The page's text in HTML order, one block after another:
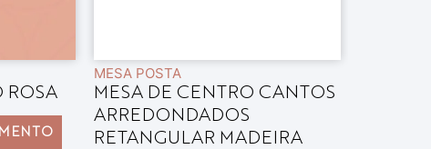
ROSA
MESA POSTA
MESA DE CENTRO CANTOS
ARREDONDADOS
RETANGULAR MADEIRA